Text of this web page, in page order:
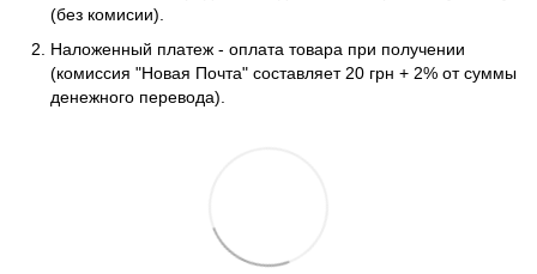
(без комисии).
Наложенный платеж - оплата товара при получении
(комиссия "Новая Почта" составляет 20 грн + 2% от суммы
денежного перевода).